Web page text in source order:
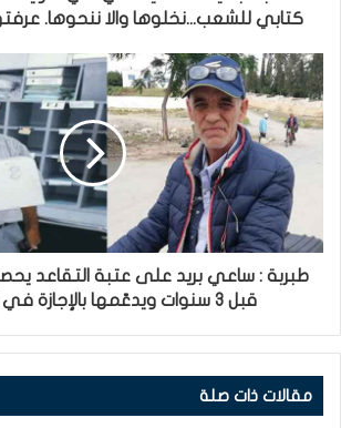
كتابي للشعب...نخلوها والا ننحوها.
طبربة : ساعي بريد على عتبة التقاعد يحصل
قبل 3 سنوات ويدعّمها بالإجازة في الفلسفة
مقالات ذات صلة